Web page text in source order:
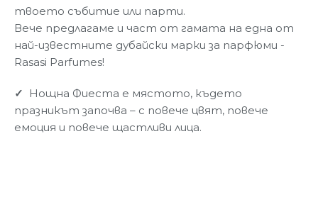
твоето събитие или парти.
Вече предлагаме и част от гамата на една от
най-известните дубайски марки за парфюми -
Rasasi Parfumes!
✓
Нощна Фиеста е мястото, където
празникът започва – с повече цвят, повече
емоция и повече щастливи лица.